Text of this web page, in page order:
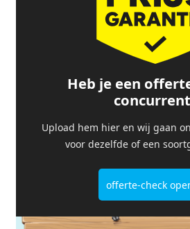
Heb je een
Upload hem hier en wij gaan
voor dezelfde of een
offerte-check